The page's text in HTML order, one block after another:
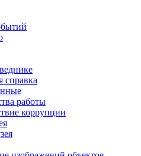
справка
работы
коррупции